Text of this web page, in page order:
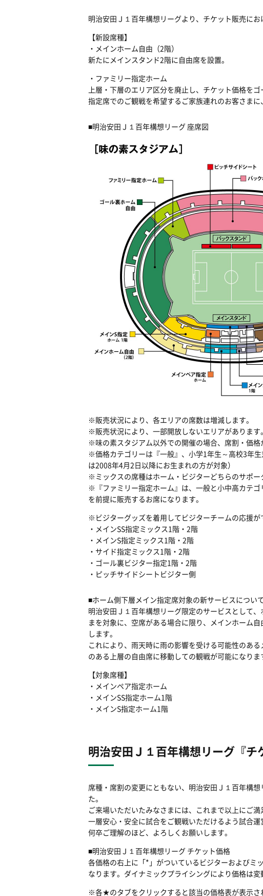
明治安田Ｊ１百年構想リーグより、チケット販売にお
【新設席種】
・メインホーム自由（2階）
新たにメインスタンド2階に自由席を設置。
・ファミリー指定ホーム
上層・下層のエリア区分を廃止し、チケット価格を
指定席でのご観戦を希望するご家族連れのお客さまに
■明治安田Ｊ１百年構想リーグ 座席図
※販売状況により、各エリアの席数は増減します。
※販売状況により、一部開放しないエリアがあります。
※味の素スタジアム以外での開催の場合、席割・価格
※価格カテゴリーは『一般』、小学1年生～高校3年
は2008年4月2日以降にお生まれの方が対象）
※ミックスの席種はホーム・ビジターどちらのサポー
※『ファミリー指定ホーム』は、一般と小中高カテ
を前提に販売するお席になります。
※ビジターグッズを着用してビジターチームの応援が
・メインSS指定ミックス1階・2階
・メインS指定ミックス1階・2階
・サイド指定ミックス1階・2階
・ゴール裏ビジター指定1階・2階
・ピッチサイドシートビジター側
■ホーム側下層メイン指定席対象の新サービスについ
明治安田Ｊ１百年構想リーグ限定のサービスとして
まを対象に、空席がある場合に限り、メインホーム
します。
これにより、雨天時に雨の影響を受ける可能性のあ
のある上層の自由席に移動しての観戦が可能になりま
【対象席種】
・メインペア指定ホーム
・メインSS指定ホーム1階
・メインS指定ホーム1階
明治安田Ｊ１百年構想リーグ『
席種・席割の変更にともない、明治安田Ｊ１百年構
た。
ご来場いただいたみなさまには、これまで以上にご
一層安心・安全に試合をご観戦いただけるよう試合運
何卒ご理解のほど、よろしくお願いします。
■明治安田Ｊ１百年構想リーグ チケット価格
各価格の右上に「*」がついているビジターおよびミ
なります。ダイナミックプライシングにより価格は
※各★のタブをクリックすると該当の価格表が表示さ